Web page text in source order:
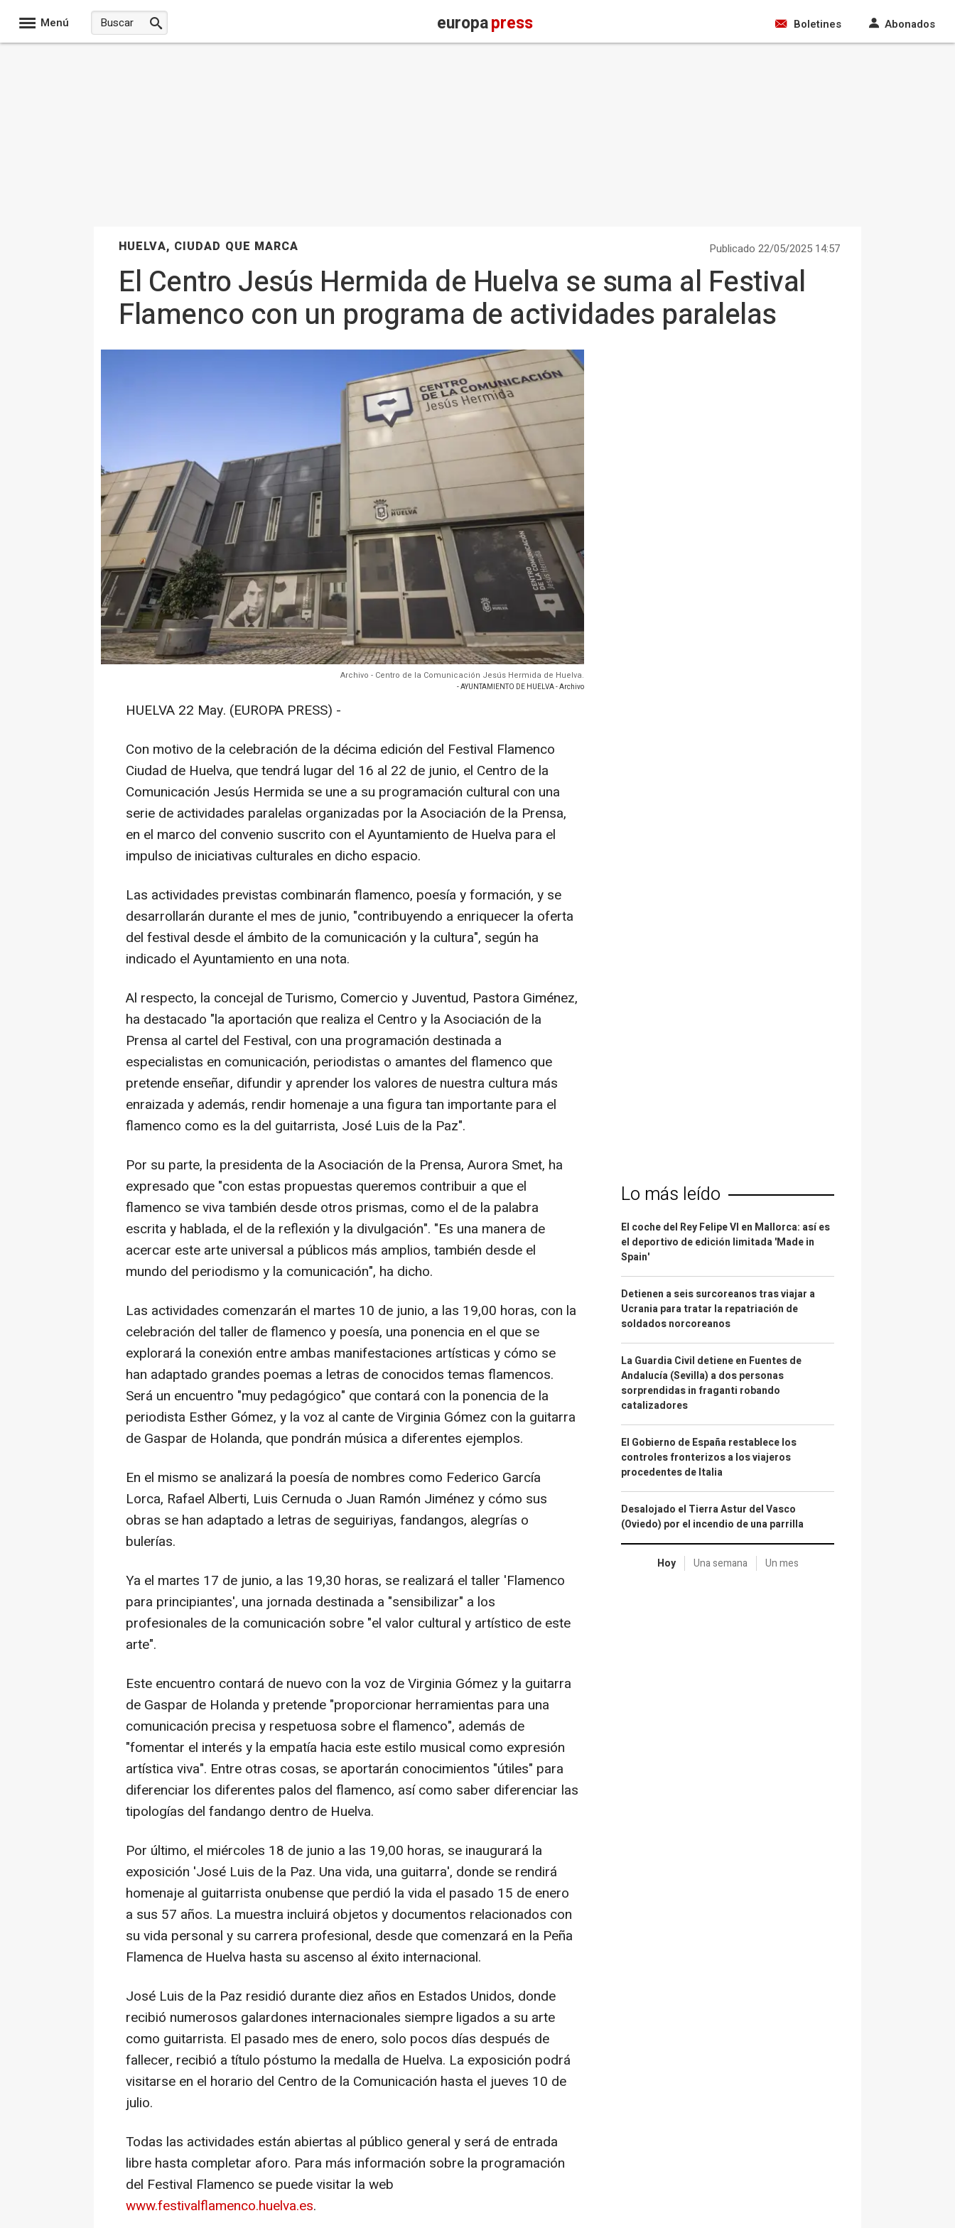
Menú europapress Boletines Abonados
HUELVA, CIUDAD QUE MARCA Publicado 22/05/2025 14:57
El Centro Jesús Hermida de Huelva se suma al Festival
Flamenco con un programa de actividades paralelas
Archivo - Centro de la Comunicación Jesús Hermida de Huelva.
- AYUNTAMIENTO DE HUELVA - Archivo
HUELVA 22 May. (EUROPA PRESS) -
Con motivo de la celebración de la décima edición del Festival Flamenco
Ciudad de Huelva, que tendrá lugar del 16 al 22 de junio, el Centro de la
Comunicación Jesús Hermida se une a su programación cultural con una
serie de actividades paralelas organizadas por la Asociación de la Prensa,
en el marco del convenio suscrito con el Ayuntamiento de Huelva para el
impulso de iniciativas culturales en dicho espacio.
Las actividades previstas combinarán flamenco, poesía y formación, y se
desarrollarán durante el mes de junio, "contribuyendo a enriquecer la oferta
del festival desde el ámbito de la comunicación y la cultura", según ha
indicado el Ayuntamiento en una nota.
Al respecto, la concejal de Turismo, Comercio y Juventud, Pastora Giménez,
ha destacado "la aportación que realiza el Centro y la Asociación de la
Prensa al cartel del Festival, con una programación destinada a
especialistas en comunicación, periodistas o amantes del flamenco que
pretende enseñar, difundir y aprender los valores de nuestra cultura más
enraizada y además, rendir homenaje a una figura tan importante para el
flamenco como es la del guitarrista, José Luis de la Paz".
Por su parte, la presidenta de la Asociación de la Prensa, Aurora Smet, ha
expresado que "con estas propuestas queremos contribuir a que el
flamenco se viva también desde otros prismas, como el de la palabra
escrita y hablada, el de la reflexión y la divulgación". "Es una manera de
acercar este arte universal a públicos más amplios, también desde el
mundo del periodismo y la comunicación", ha dicho.
Las actividades comenzarán el martes 10 de junio, a las 19,00 horas, con la
celebración del taller de flamenco y poesía, una ponencia en el que se
explorará la conexión entre ambas manifestaciones artísticas y cómo se
han adaptado grandes poemas a letras de conocidos temas flamencos.
Será un encuentro "muy pedagógico" que contará con la ponencia de la
periodista Esther Gómez, y la voz al cante de Virginia Gómez con la guitarra
de Gaspar de Holanda, que pondrán música a diferentes ejemplos.
En el mismo se analizará la poesía de nombres como Federico García
Lorca, Rafael Alberti, Luis Cernuda o Juan Ramón Jiménez y cómo sus
obras se han adaptado a letras de seguiriyas, fandangos, alegrías o
bulerías.
Ya el martes 17 de junio, a las 19,30 horas, se realizará el taller 'Flamenco
para principiantes', una jornada destinada a "sensibilizar" a los
profesionales de la comunicación sobre "el valor cultural y artístico de este
arte".
Este encuentro contará de nuevo con la voz de Virginia Gómez y la guitarra
de Gaspar de Holanda y pretende "proporcionar herramientas para una
comunicación precisa y respetuosa sobre el flamenco", además de
"fomentar el interés y la empatía hacia este estilo musical como expresión
artística viva". Entre otras cosas, se aportarán conocimientos "útiles" para
diferenciar los diferentes palos del flamenco, así como saber diferenciar las
tipologías del fandango dentro de Huelva.
Por último, el miércoles 18 de junio a las 19,00 horas, se inaugurará la
exposición 'José Luis de la Paz. Una vida, una guitarra', donde se rendirá
homenaje al guitarrista onubense que perdió la vida el pasado 15 de enero
a sus 57 años. La muestra incluirá objetos y documentos relacionados con
su vida personal y su carrera profesional, desde que comenzará en la Peña
Flamenca de Huelva hasta su ascenso al éxito internacional.
José Luis de la Paz residió durante diez años en Estados Unidos, donde
recibió numerosos galardones internacionales siempre ligados a su arte
como guitarrista. El pasado mes de enero, solo pocos días después de
fallecer, recibió a título póstumo la medalla de Huelva. La exposición podrá
visitarse en el horario del Centro de la Comunicación hasta el jueves 10 de
julio.
Todas las actividades están abiertas al público general y será de entrada
libre hasta completar aforo. Para más información sobre la programación
del Festival Flamenco se puede visitar la web
www.festivalflamenco.huelva.es.
Lo más leído
El coche del Rey Felipe VI en Mallorca: así es
el deportivo de edición limitada 'Made in
Spain'
Detienen a seis surcoreanos tras viajar a
Ucrania para tratar la repatriación de
soldados norcoreanos
La Guardia Civil detiene en Fuentes de
Andalucía (Sevilla) a dos personas
sorprendidas in fraganti robando
catalizadores
El Gobierno de España restablece los
controles fronterizos a los viajeros
procedentes de Italia
Desalojado el Tierra Astur del Vasco
(Oviedo) por el incendio de una parrilla
Hoy Una semana Un mes